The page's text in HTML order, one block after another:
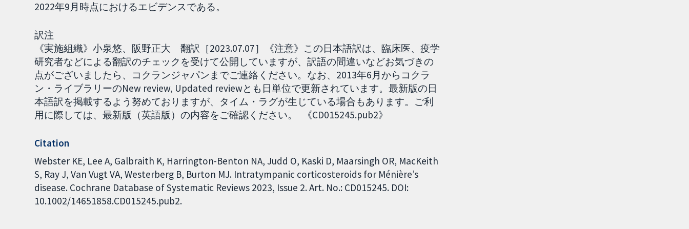
2022年9月時点におけるエビデンスである。
訳注
《実施組織》小泉悠、阪野正大 翻訳［2023.07.07］《注意》この日本語訳は、臨床医、疫学
研究者などによる翻訳のチェックを受けて公開していますが、訳語の間違いなどお気づきの
点がございましたら、コクランジャパンまでご連絡ください。なお、2013年6月からコクラ
ン・ライブラリーのNew review, Updated reviewとも日単位で更新されています。最新版の日
本語訳を掲載するよう努めておりますが、タイム・ラグが生じている場合もあります。ご利
用に際しては、最新版（英語版）の内容をご確認ください。 《CD015245.pub2》
Citation
Webster KE, Lee A, Galbraith K, Harrington-Benton NA, Judd O, Kaski D, Maarsingh OR, MacKeith
S, Ray J, Van Vugt VA, Westerberg B, Burton MJ. Intratympanic corticosteroids for Ménière’s
disease. Cochrane Database of Systematic Reviews 2023, Issue 2. Art. No.: CD015245. DOI:
10.1002/14651858.CD015245.pub2.